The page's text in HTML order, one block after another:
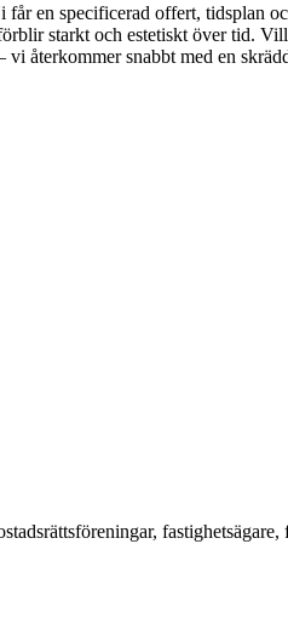
en specificerad offert, tidsplan
starkt och estetiskt över tid.
återkommer snabbt med en